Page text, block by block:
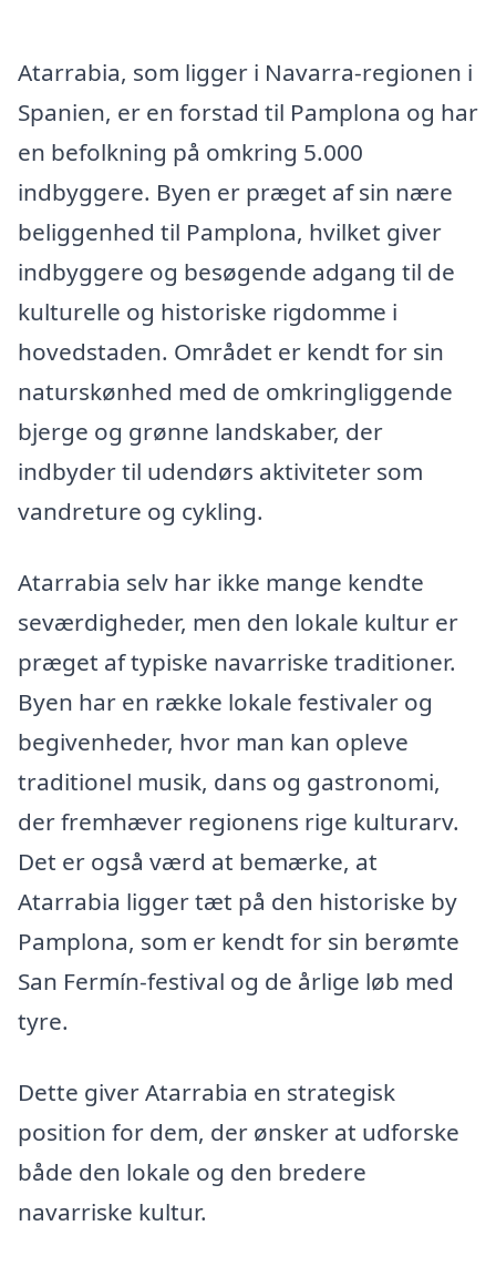
Atarrabia, som ligger i Navarra-regionen i
Spanien, er en forstad til Pamplona og har
en befolkning på omkring 5.000
indbyggere. Byen er præget af sin nære
beliggenhed til Pamplona, hvilket giver
indbyggere og besøgende adgang til de
kulturelle og historiske rigdomme i
hovedstaden. Området er kendt for sin
naturskønhed med de omkringliggende
bjerge og grønne landskaber, der
indbyder til udendørs aktiviteter som
vandreture og cykling.
Atarrabia selv har ikke mange kendte
seværdigheder, men den lokale kultur er
præget af typiske navarriske traditioner.
Byen har en række lokale festivaler og
begivenheder, hvor man kan opleve
traditionel musik, dans og gastronomi,
der fremhæver regionens rige kulturarv.
Det er også værd at bemærke, at
Atarrabia ligger tæt på den historiske by
Pamplona, som er kendt for sin berømte
San Fermín-festival og de årlige løb med
tyre.
Dette giver Atarrabia en strategisk
position for dem, der ønsker at udforske
både den lokale og den bredere
navarriske kultur.